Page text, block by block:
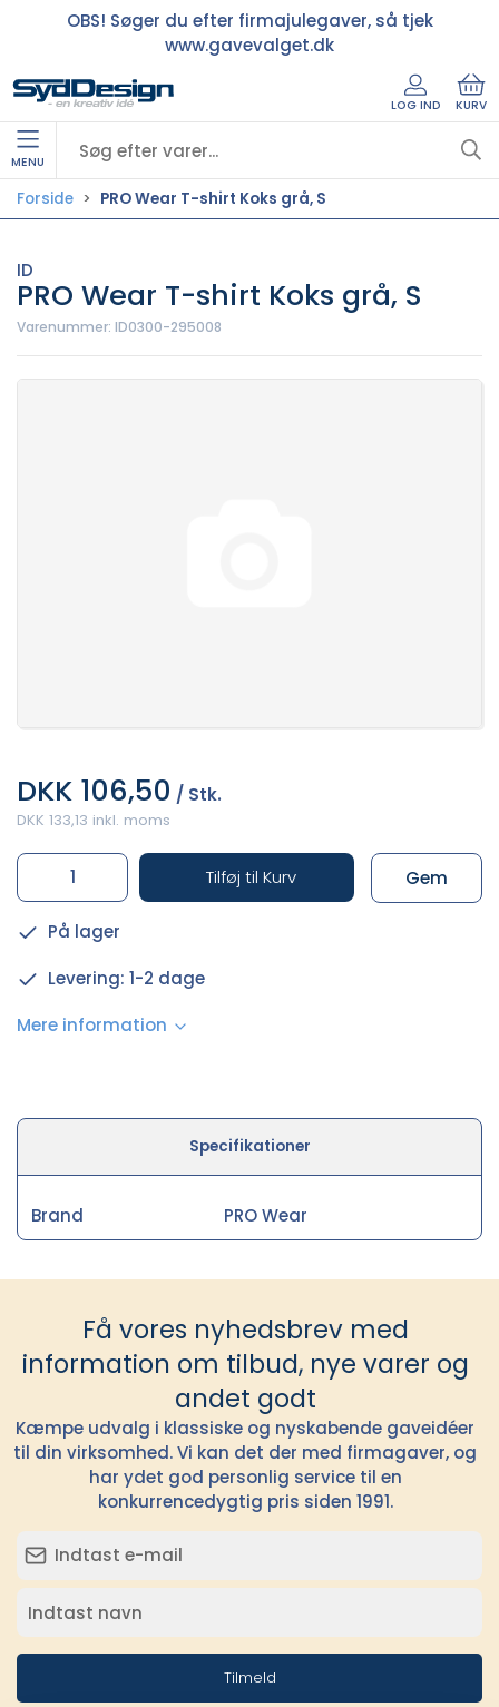
OBS! Søger du efter firmajulegaver, så tjek
www.gavevalget.dk
LOG IND KURV
MENU
Forside PRO Wear T-shirt Koks grå, S
ID
PRO Wear T-shirt Koks grå, S
Varenummer: ID0300-295008
DKK 106,50 / Stk.
DKK 133,13 inkl. moms
Tilføj til Kurv Gem
På lager
Levering: 1-2 dage
Mere information
Specifikationer
Brand PRO Wear
Få vores nyhedsbrev med
information om tilbud, nye varer og
andet godt
Kæmpe udvalg i klassiske og nyskabende gaveidéer
til din virksomhed. Vi kan det der med firmagaver, og
har ydet god personlig service til en
konkurrencedygtig pris siden 1991.
Tilmeld